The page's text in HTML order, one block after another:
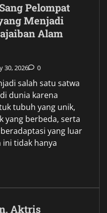
Pelompat
Menjadi
Alam
30, 2026 0
salah satu satwa
dunia karena
tubuh yang unik,
yang berbeda, serta
yang luar
ini tidak hanya
Aktris